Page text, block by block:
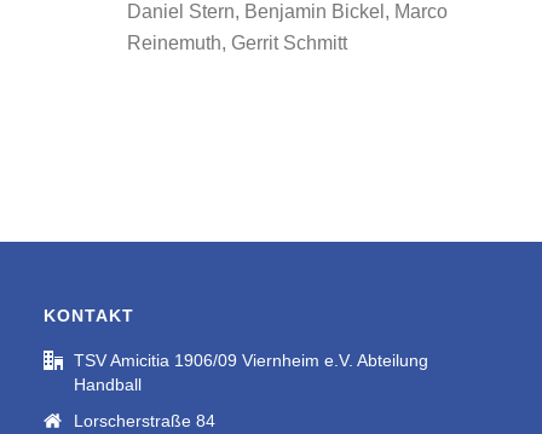
Daniel Stern, Benjamin Bickel, Marco
Reinemuth, Gerrit Schmitt
KONTAKT
TSV Amicitia 1906/09 Viernheim e.V. Abteilung
Handball
Lorscherstraße 84